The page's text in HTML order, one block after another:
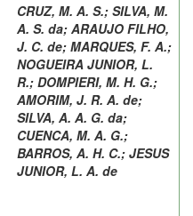
CRUZ, M. A. S.; SILVA, M.
A. S. da; ARAUJO FILHO,
J. C. de; MARQUES, F. A.;
NOGUEIRA JUNIOR, L.
R.; DOMPIERI, M. H. G.;
AMORIM, J. R. A. de;
SILVA, A. A. G. da;
CUENCA, M. A. G.;
BARROS, A. H. C.; JESUS
JUNIOR, L. A. de